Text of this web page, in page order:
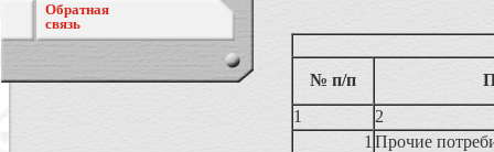
Обратная
связь
№ п/п
1
2
1 Прочие